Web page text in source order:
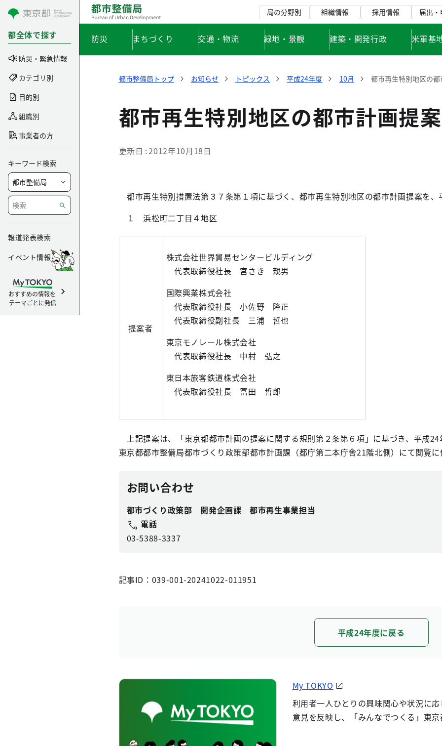
コンテンツにスキップ
都全体で探す
防災・緊急情報
カテゴリ別
目的別
組織別
事業者の方
キーワード検索
報道発表検索
イベント情報
おすすめの情報を
テーマごとに発信
局の分野別 組織情報 採用情報 届出
防災 まちづくり 交通・物流 緑地・景観 建築・開発行政 米軍基
都市整備局トップ お知らせ トピックス 平成24年度 10月 都市再生特別地区の
都市再生特別地区の都市計画提
更新日 2012年10月18日
都市再生特別措置法第３７条第１項に基づく、都市再生特別地区の都市計画提案を、
１ 浜松町二丁目４地区
提案者
株式会社世界貿易センタービルディング
代表取締役社長 宮さき 親男
国際興業株式会社
代表取締役社長 小佐野 隆正
代表取締役副社長 三浦 哲也
東京モノレール株式会社
代表取締役社長 中村 弘之
東日本旅客鉄道株式会社
代表取締役社長 冨田 哲郎
上記提案は、「東京都都市計画の提案に関する規則第２条第６項」に基づき、平成24
東京都都市整備局都市づくり政策部都市計画課（都庁第二本庁舎21階北側）にて閲覧に
お問い合わせ
都市づくり政策部 開発企画課 都市再生事業担当
電話
03-5388-3337
記事ID：039-001-20241022-011951
平成24年度に戻る
My TOKYO
利用者一人ひとりの興味関心や状況に
意見を反映し、「みんなでつくる」東京